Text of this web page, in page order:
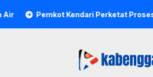
Perketat Proses Pemusnahan